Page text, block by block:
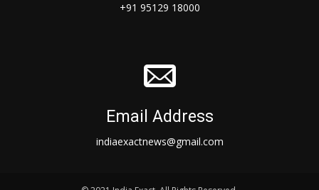
+91 95129 18000
Email Address
indiaexactnews@gmail.com